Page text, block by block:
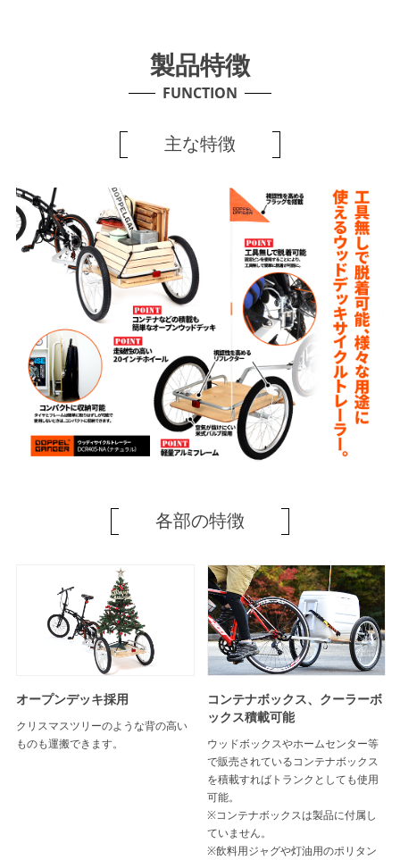
製品特徴
FUNCTION
主な特徴
各部の特徴
オープンデッキ採用
クリスマスツリーのような背の高い
ものも運搬できます。
コンテナボックス、クーラーボ
ックス積載可能
ウッドボックスやホームセンター等
で販売されているコンテナボックス
を積載すればトランクとしても使用
可能。
※コンテナボックスは製品に付属し
ていません。
※飲料用ジャグや灯油用のポリタン